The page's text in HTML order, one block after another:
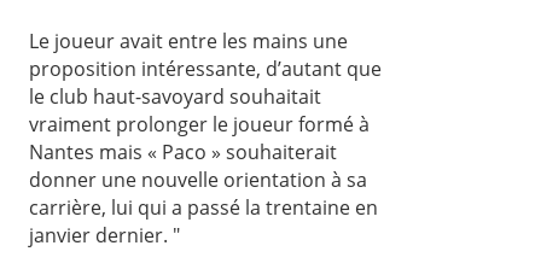
Le joueur avait entre les mains une
proposition intéressante, d’autant que
le club haut-savoyard souhaitait
vraiment prolonger le joueur formé à
Nantes mais « Paco » souhaiterait
donner une nouvelle orientation à sa
carrière, lui qui a passé la trentaine en
janvier dernier. "